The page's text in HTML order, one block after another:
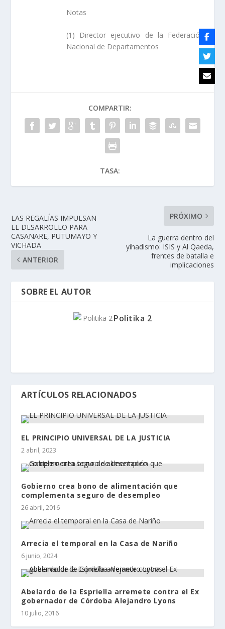
Notas
(1) Director ejecutivo de la Federación
Nacional de Departamentos
COMPARTIR:
TASA:
LAS REGALÍAS IMPULSAN
EL DESARROLLO PARA
CASANARE, PUTUMAYO Y
VICHADA
ANTERIOR
PRÓXIMO
La guerra dentro del
yihadismo: ISIS y Al Qaeda,
frentes de batalla e
implicaciones
SOBRE EL AUTOR
Politika 2
ARTÍCULOS RELACIONADOS
EL PRINCIPIO UNIVERSAL DE LA JUSTICIA
2 abril, 2023
Gobierno crea bono de alimentación que
complementa seguro de desempleo
26 abril, 2016
Arrecia el temporal en la Casa de Nariño
6 junio, 2024
Abelardo de la Espriella arremete contra el Ex
gobernador de Córdoba Alejandro Lyons
10 julio, 2016